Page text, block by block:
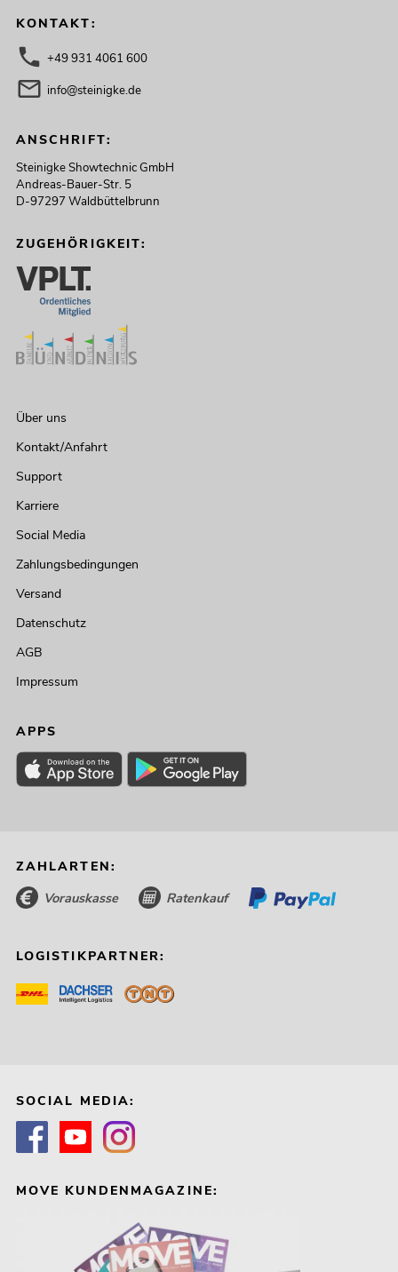
KONTAKT:
+49 931 4061 600
info@steinigke.de
ANSCHRIFT:
Steinigke Showtechnic GmbH
Andreas-Bauer-Str. 5
D-97297 Waldbüttelbrunn
ZUGEHÖRIGKEIT:
Über uns
Kontakt/Anfahrt
Support
Karriere
Social Media
Zahlungsbedingungen
Versand
Datenschutz
AGB
Impressum
APPS
ZAHLARTEN:
Vorauskasse Ratenkauf
LOGISTIKPARTNER:
SOCIAL MEDIA:
MOVE KUNDENMAGAZINE: